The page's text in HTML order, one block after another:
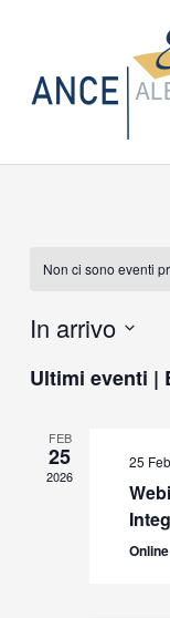
Non ci sono eventi
In arrivo
la
Ultimi eventi |
FEB
25
2026
25
Online